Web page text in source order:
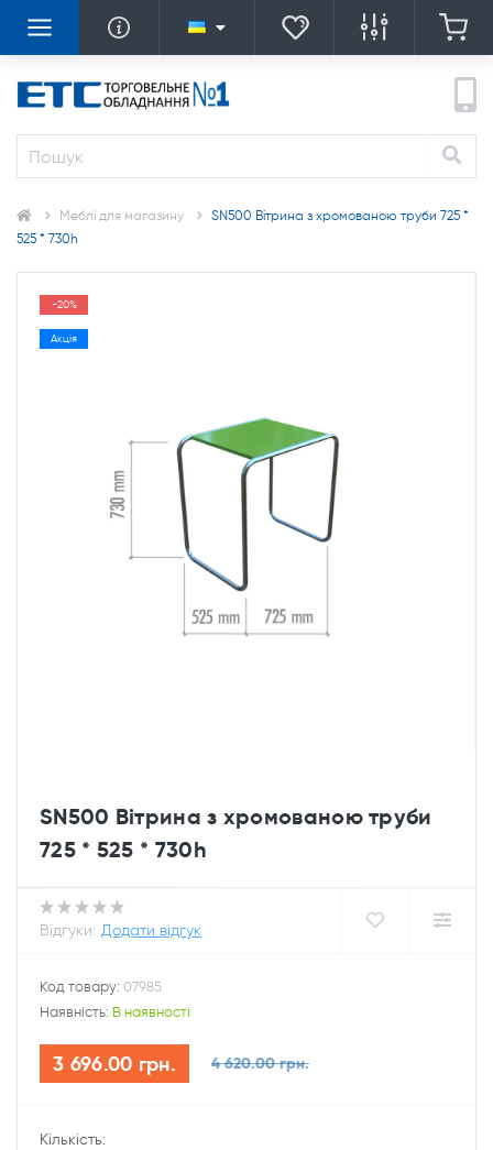
Меблі для магазину
SN500 Вітрина з хромованою труби 725 *
525 * 730h
-20%
Акція
SN500 Вітрина з хромованою труби
725 * 525 * 730h
Відгуки: Додати відгук
Код товару: 07985
Наявність: В наявності
3 696.00 грн. 4 620.00 грн.
Кількість: